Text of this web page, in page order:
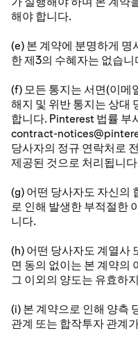
해야 합니다.
(e) 본 계약에 분명하게 명
한 제3의 수혜자는 없습니
(f) 모든 통지는 서면(이메
해지 및 위반 통지는 상대
합니다. Pinterest 법률 부
contract-
당사자의 정규 연락처로
제공된 것으로 처리됩니
(g) 어떤 당사자도 자신의
로 인해 발생한 부적절한
니다.
(h) 어떤 당사자도 계열사
면 동의 없이는 본 계약의
그 이외의 양도는 유효하
(i) 본 계약으로 인해 양측
관계 또는 합작투자 관계